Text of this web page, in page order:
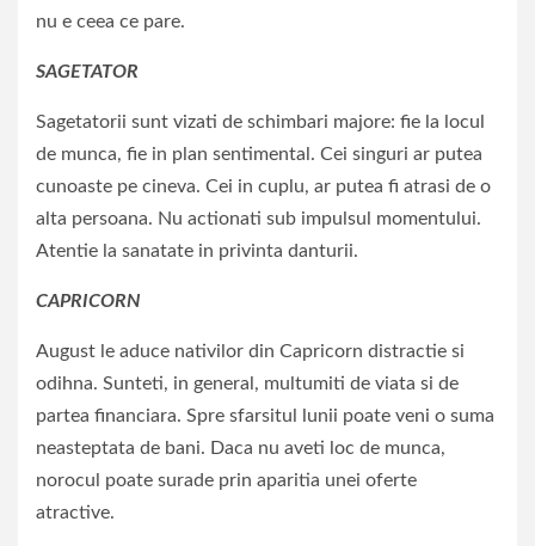
nu e ceea ce pare.
SAGETATOR
Sagetatorii sunt vizati de schimbari majore: fie la locul
de munca, fie in plan sentimental. Cei singuri ar putea
cunoaste pe cineva. Cei in cuplu, ar putea fi atrasi de o
alta persoana. Nu actionati sub impulsul momentului.
Atentie la sanatate in privinta danturii.
CAPRICORN
August le aduce nativilor din Capricorn distractie si
odihna. Sunteti, in general, multumiti de viata si de
partea financiara. Spre sfarsitul lunii poate veni o suma
neasteptata de bani. Daca nu aveti loc de munca,
norocul poate surade prin aparitia unei oferte
atractive.